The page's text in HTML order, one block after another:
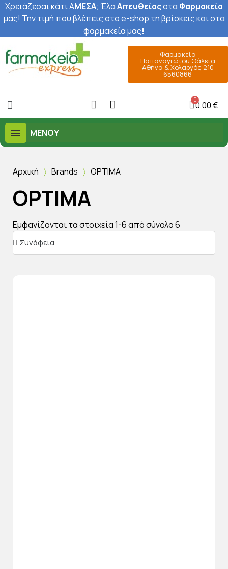
Χρειάζεσαι κάτι ΑΜΕΣΑ; ΈλαΑπευθείαςστα Φαρμακεία
μας! Την τιμή που βλέπεις στο e-shop τη βρίσκεις και στα
φαρμακεία μας!
Φαρμακεία
Παπαναγιώτου Θάλεια
Αθήνα & Χολαργός 210
6560866
0,00 €
ΜΕΝΟΎ
Αρχική Brands OPTIMA
OPTIMA
Εμφανίζονται τα στοιχεία 1-6 από σύνολο 6